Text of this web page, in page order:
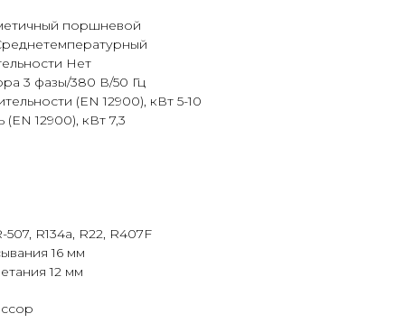
поршневой
Нет
3 фазы/380 В/50 Гц
(EN 12900), кВт 5-10
12900), кВт 7,3
R134a, R22, R407F
16 мм
12 мм